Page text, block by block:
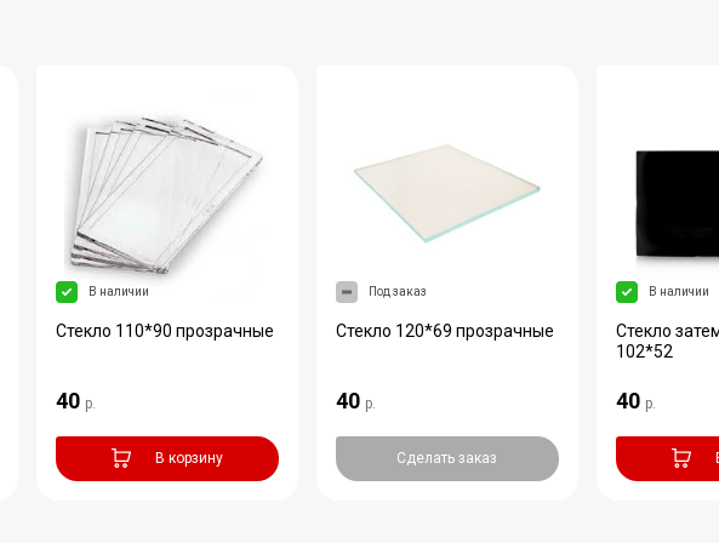
В наличии
Стекло 110*90 прозрачные
40 р.
В корзину
Под заказ
Стекло 120*69 прозрачные
40 р.
Сделать заказ
В наличии
Стекло
102*52
40 р.